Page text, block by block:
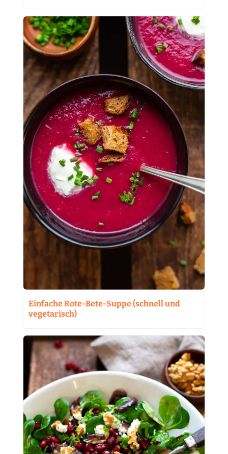
Einfache Rote-Bete-Suppe (schnell und
vegetarisch)